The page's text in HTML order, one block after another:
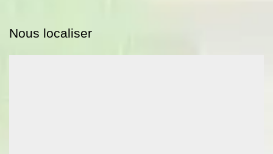
Nous localiser